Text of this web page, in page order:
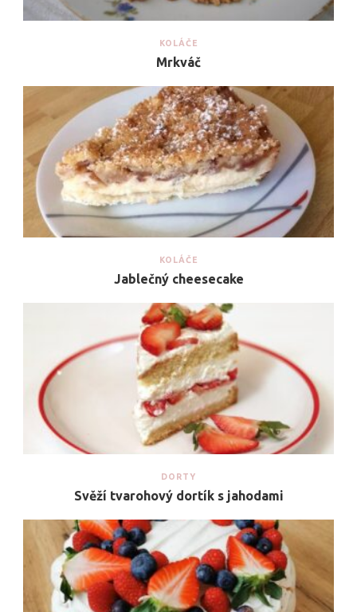
KOLÁČE
Mrkváč
KOLÁČE
Jablečný cheesecake
DORTY
Svěží tvarohový dortík s jahodami